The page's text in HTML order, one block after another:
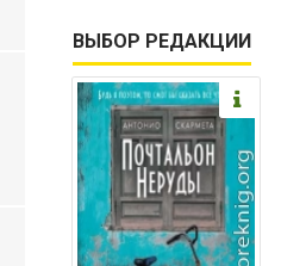
ВЫБОР РЕДАКЦИИ